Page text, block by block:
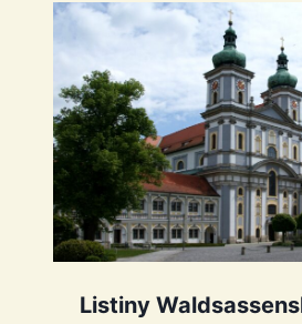
Listiny